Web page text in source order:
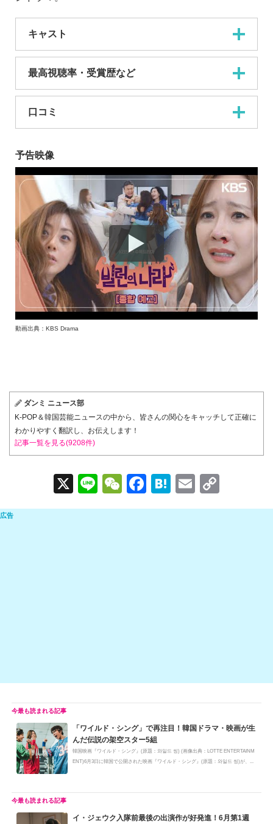
キャスト
最高視聴率・受賞歴など
口コミ
予告映像
動画出典：KBS Drama
ダンミ ニュース部
K-POP＆韓国芸能ニュースの中から、皆さんの関心をキャッチして正確に
わかりやすく翻訳し、お伝えします！
記事一覧を見る(9208件)
X
Li
n
W
e
F
a
H
at
E
m o
「ワイルド・シング」で再注目！韓国ドラマ・映画が生
んだ伝説の架空スター5組
韓国映画『ワイルド・シング』(原題：와일드 씽) (画像出典：LOTTE ENTERTAINM
ENT)6月3日に韓国で公開された映画『ワイルド・シング』(原題：와일드 씽)が、...
イ・ジェウク入隊前最後の出演作が好発進！6月第1週